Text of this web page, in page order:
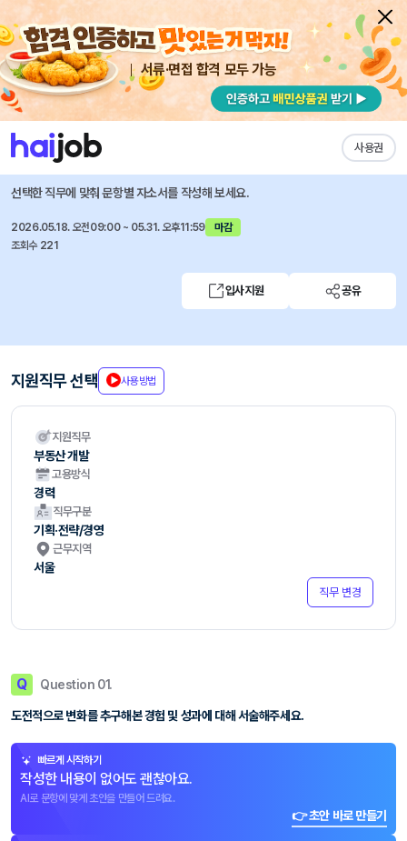
서류·면접 합격 모두 가능
사용권
채용공고 자소서 자유항목 자소서 내 작성목록
아주산업 즐겨찾기
2026 부동산개발사업 인재채용
선택한 직무에 맞춰 문항별 자소서를 작성해 보세요.
2026.05.18. 오전09:00 ~ 05.31. 오후11:59
마감
조회수 221
입사지원 공유
지원직무 선택 사용방법
지원직무
부동산 개발
고용방식
경력
직무구분
기획·전략/경영
근무지역
서울
직무 변경
Q Question 01.
도전적으로 변화를 추구해본 경험 및 성과에 대해 서술해주세요.
빠르게 시작하기
작성한 내용이 없어도 괜찮아요.
AI로 문항에 맞게 초안을 만들어 드려요.
👉 초안 바로 만들기